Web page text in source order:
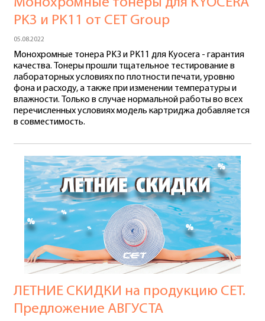
PK3 и PK11 от CET Group
05.08.2022
Монохромные тонера PK3 и PK11 для Kyocera - гарантия
качества. Тонеры прошли тщательное тестирование в
лабораторных условиях по плотности печати, уровню
фона и расходу, а также при изменении температуры и
влажности. Только в случае нормальной работы во всех
перечисленных условиях модель картриджа добавляется
в совместимость.
ЛЕТНИЕ СКИДКИ на продукцию СЕТ.
Предложение АВГУСТА